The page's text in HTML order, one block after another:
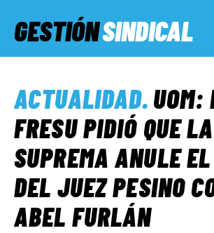
GESTIÓNSINDICAL
SERVICIOS SOCIALES
INFORMES ESPECIALES
FUERA DE MEGÁFONO
ACTUALIDAD.UOM:
FRESU PIDIÓ QUE
SUPREMA ANULE
DEL JUEZ PESINO
ABEL FURLÁN